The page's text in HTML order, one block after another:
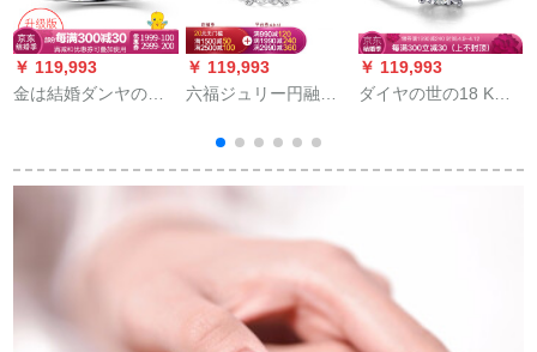
￥ 119,993
金は結婚ダンヤの指
ープの结婚指轮の裸
￥ 119,993
六福ジュリー円融シ
ト18 K/ホワイ18
K/4.96 glam
￥ 119,993
ダイヤの世の18 K金
の群は50分の効果の
10日（现物）を分け
る。